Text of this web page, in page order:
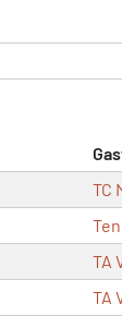
TC
TA
TA